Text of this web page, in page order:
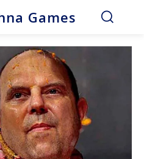
Games